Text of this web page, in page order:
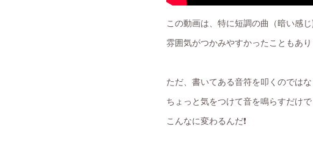
この動画は、特に短調の曲（暗い感
雰囲気がつかみやすかったこともあり
ただ、書いてある音符を叩くのではな
ちょっと気をつけて音を鳴らすだけで
こんなに変わるんだ❗️